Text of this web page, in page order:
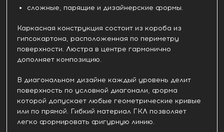
сложные, парящие и дизайнерские формы.
Каркасная конструкция состоит из короба из
гипсокартона, расположенная по периметру
поверхности. Люстра в центре гармонично
дополняет композицию.
В диагональном дизайне каждый уровень делит
поверхность по условной диагонали, форма
которой допускает любые геометрические кривые
или по прямой. Гибкий материал ГКЛ позволяет
легко формировать фигурную линию.